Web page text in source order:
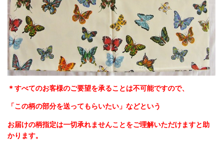
＊すべてのお客様のご要望を承ることは不可能ですので、
「この柄の部分を送ってもらいたい」などという
お届けの柄指定は一切承れませんことをご理解いただけますと助
かります。